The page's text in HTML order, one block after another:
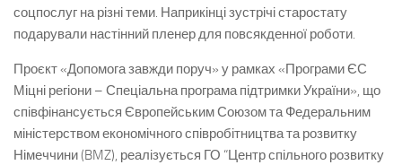
соцпослуг на різні теми. Наприкінці зустрічі старостату
подарували настінний пленер для повсякденної роботи.
Проєкт «Допомога завжди поруч» у рамках «Програми ЄС
Міцні регіони – Спеціальна програма підтримки України», що
співфінансується Європейським Союзом та Федеральним
міністерством економічного співробітництва та розвитку
Німеччини (BMZ), реалізується ГО “Центр спільного розвитку